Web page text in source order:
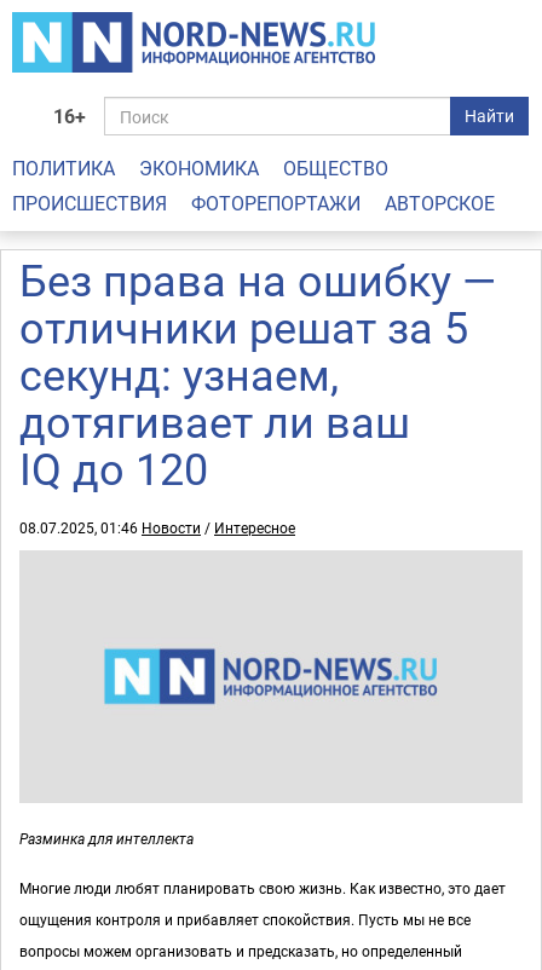
16+ Найти
ПОЛИТИКА ЭКОНОМИКА
ОБЩЕСТВО
ПРОИСШЕСТВИЯ
ФОТОРЕПОРТАЖИ АВТОРСКОЕ
Без права на ошибку —
отличники решат за 5
секунд: узнаем,
дотягивает ли ваш
IQ до 120
08.07.2025, 01:46 Новости / Интересное
Разминка для интеллекта
Многие люди любят планировать свою жизнь. Как известно, это дает
ощущения контроля и прибавляет спокойствия. Пусть мы не все
вопросы можем организовать и предсказать, но определенный